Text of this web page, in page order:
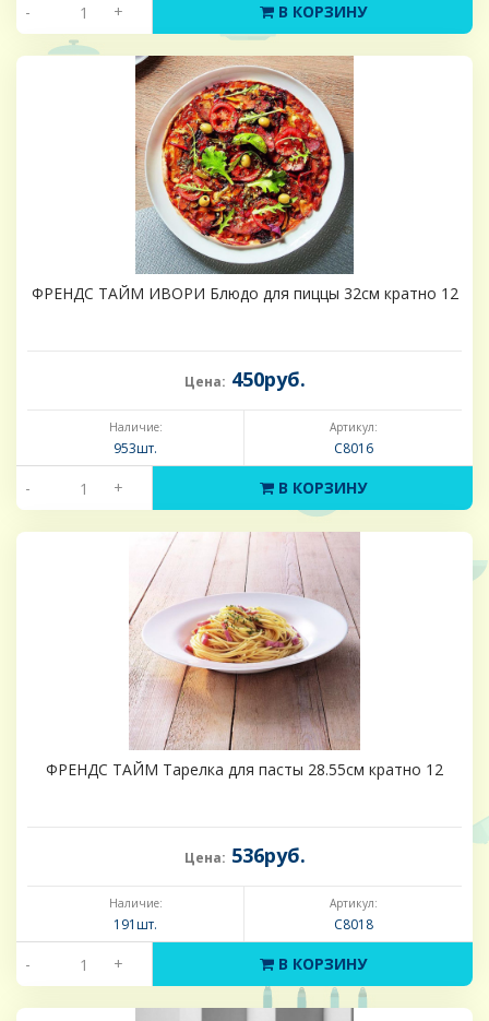
- + В КОРЗИНУ
ФРЕНДС ТАЙМ ИВОРИ Блюдо для пиццы 32см кратно 12
Цена: 450руб.
Наличие:
953шт.
Артикул:
C8016
- + В КОРЗИНУ
ФРЕНДС ТАЙМ Тарелка для пасты 28.55см кратно 12
Цена: 536руб.
Наличие:
191шт.
Артикул:
C8018
- + В КОРЗИНУ